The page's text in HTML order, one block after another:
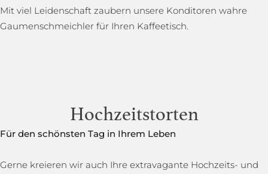
Mit viel Leidenschaft zaubern unsere Konditoren wahre
Gaumenschmeichler für Ihren Kaffeetisch.
Hochzeitstorten
Für den schönsten Tag in Ihrem Leben
Gerne kreieren wir auch Ihre extravagante Hochzeits- und